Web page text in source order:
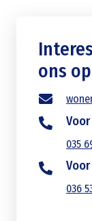
ons op
035
036